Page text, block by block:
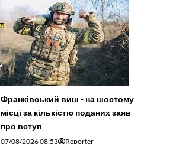
Франківський виш - на шостому
місці за кількістю поданих заяв
про вступ
07/08/2026 08:53 Reporter